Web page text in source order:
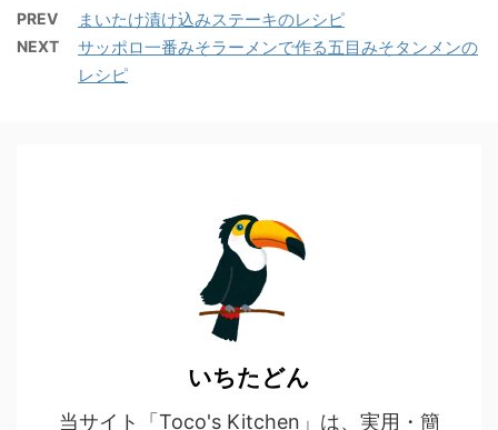
PREV まいたけ漬け込みステーキのレシピ
NEXT
サッポロ一番みそラーメンで作る五目みそタンメンの
レシピ
いちたどん
当サイト「Toco's Kitchen」は、実用・簡